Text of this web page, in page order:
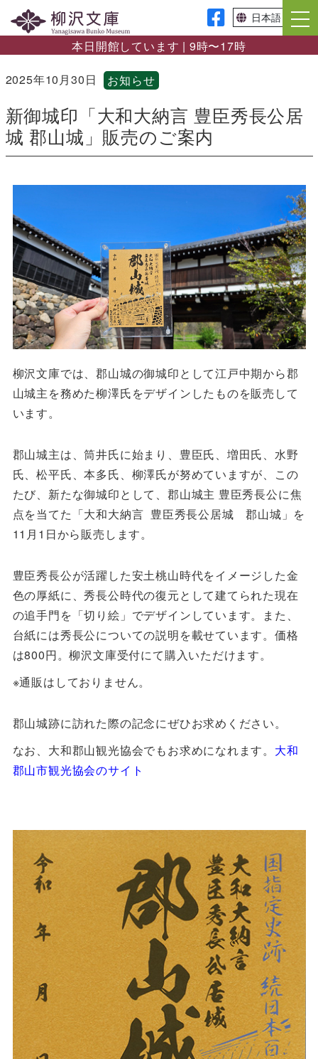
本日開館しています | 9時〜17時
2025年10月30日 お知らせ
新御城印「大和大納言 豊臣秀長公居
城 郡山城」販売のご案内
柳沢文庫では、郡山城の御城印として江戸中期から郡
山城主を務めた柳澤氏をデザインしたものを販売して
います。
郡山城主は、筒井氏に始まり、豊臣氏、増田氏、水野
氏、松平氏、本多氏、柳澤氏が努めていますが、この
たび、新たな御城印として、郡山城主 豊臣秀長公に焦
点を当てた「大和大納言 豊臣秀長公居城 郡山城」を
11月1日から販売します。
豊臣秀長公が活躍した安土桃山時代をイメージした金
色の厚紙に、秀長公時代の復元として建てられた現在
の追手門を「切り絵」でデザインしています。また、
台紙には秀長公についての説明を載せています。価格
は800円。柳沢文庫受付にて購入いただけます。
※通販はしておりません。
郡山城跡に訪れた際の記念にぜひお求めください。
なお、大和郡山観光協会でもお求めになれます。 大和
郡山市観光協会のサイト